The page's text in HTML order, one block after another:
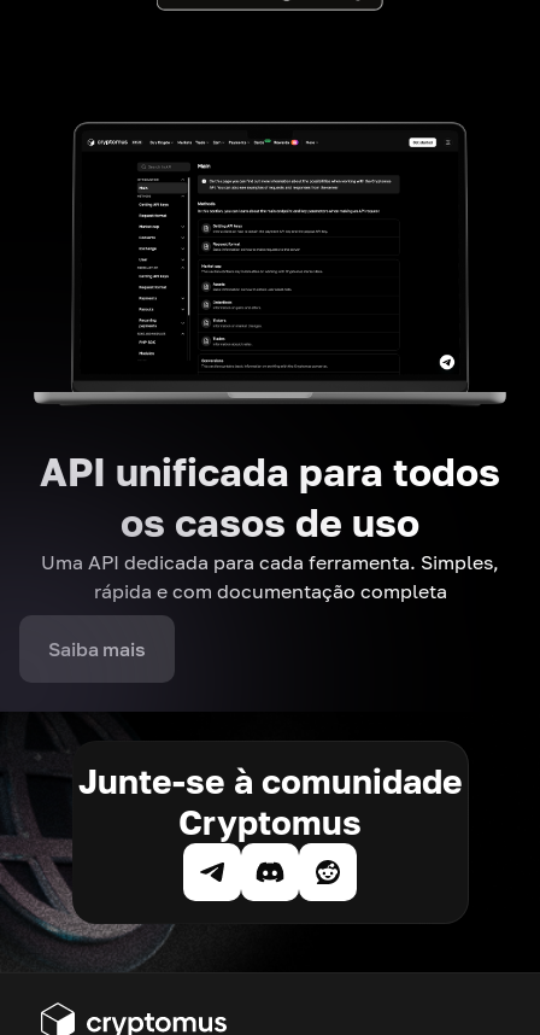
API unificada para todos
os casos de uso
Uma API dedicada para cada ferramenta. Simples,
rápida e com documentação completa
Saiba mais
Junte-se à comunidade
Cryptomus